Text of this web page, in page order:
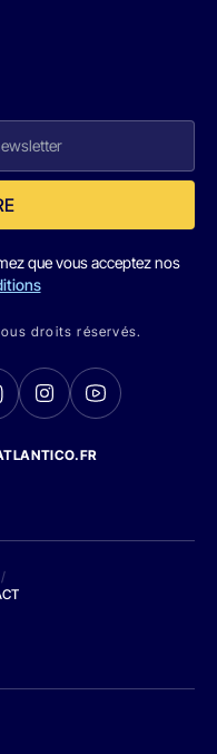
que vous acceptez nos
droits réservés.
/